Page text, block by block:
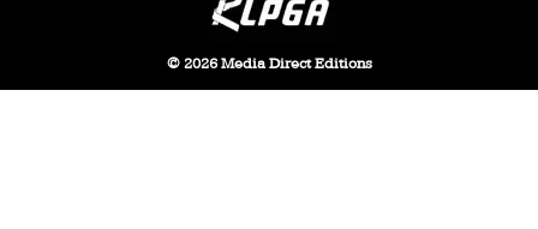
© 2026 Media Direct Editions